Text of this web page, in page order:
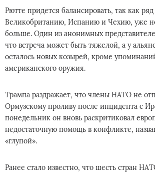
Рютте придется балансировать, так как
Великобританию, Испанию и Чехию, уже
больше. Один из анонимных
что встреча может быть тяжелой, а у
осталось новых козырей, кроме
американского оружия.
Трампа раздражает, что члены НАТО не
Ормузскому проливу после инцидента с
понедельник он вновь раскритиковал
недостаточную помощь в конфликте,
«глупой».
Ранее стало известно, что шесть стран